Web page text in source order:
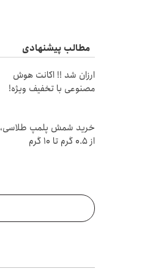
مطالب پیشنهادی
ارزان شد !! اکانت هوش
مصنوعی با تخفیف ویژه!
خرید شمش پلمپ طلاسی،
از ۰.۵ گرم تا ۱۰ گرم